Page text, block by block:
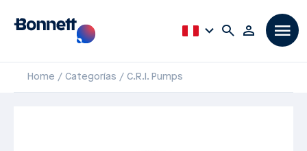
Home Categorías C.R.I. Pumps